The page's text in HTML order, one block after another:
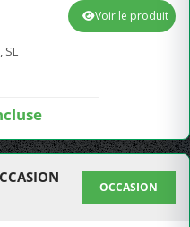
SL
Voir le produit
OCCASION